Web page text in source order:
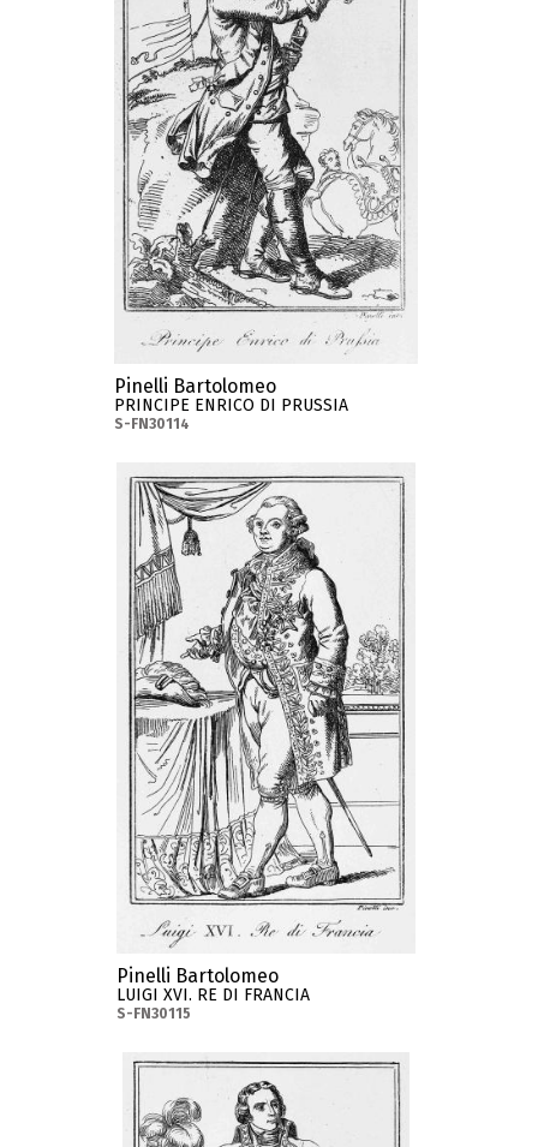
Pinelli Bartolomeo
PRINCIPE ENRICO DI PRUSSIA
S-FN30114
Pinelli Bartolomeo
LUIGI XVI. RE DI FRANCIA
S-FN30115